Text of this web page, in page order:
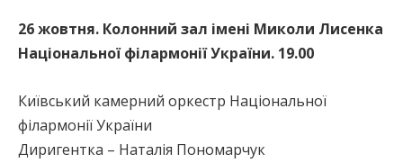
26 жовтня. Колонний зал імені Миколи Лисенка
Національної філармонії України. 19.00
Київський камерний оркестр Національної
філармонії України
Диригентка – Наталія Пономарчук